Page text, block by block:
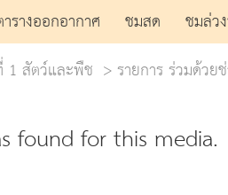
รางออกอากาศ ชมสด ชมล่ว
1 สัตว์และพืช
รายการ ร่วมด้ว
found for this media.